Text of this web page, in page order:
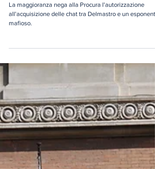
Stato e criminalità: quando la
democrazia arretra sul confine
La maggioranza nega alla Procura l'autorizzazione
all'acquisizione delle chat tra Delmastro e un esponente
mafioso.